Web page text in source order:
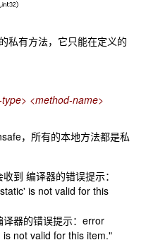
私有方法，它只能在定义的
<method-name>
，所有的本地方法都是私
到 编译器的错误提示：
is not valid for this
器的错误提示：error
not valid for this item."